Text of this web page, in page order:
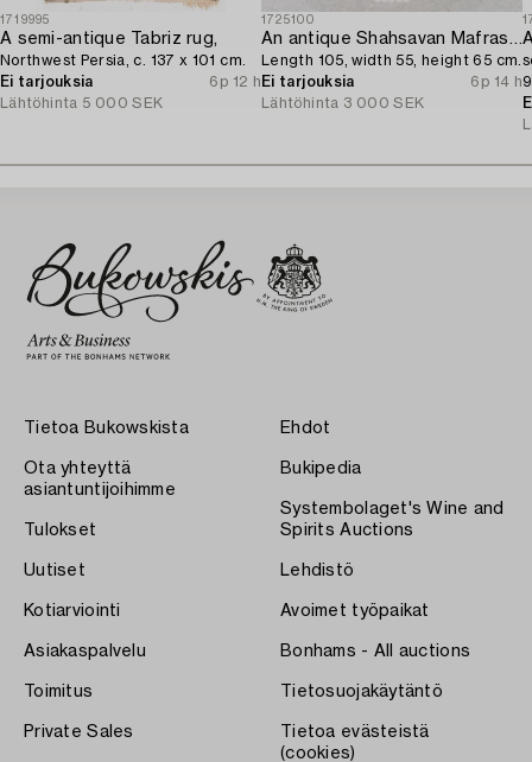
1719995
A semi-antique Tabriz rug,
Northwest Persia, c. 137 x 101 cm.
Ei tarjouksia
6p 12 h
Lähtöhinta 5 000 SEK
1725100
An antique Shahsavan Mafrash,
Length 105, width 55, height 65 cm.
Ei tarjouksia
6p 14 h
Lähtöhinta 3 000 SEK
Tietoa Bukowskista
Ota yhteyttä
asiantuntijoihimme
Tulokset
Uutiset
Kotiarviointi
Asiakaspalvelu
Toimitus
Private Sales
Ehdot
Bukipedia
Systembolaget's Wine and
Spirits Auctions
Lehdistö
Avoimet työpaikat
Bonhams - All auctions
Tietosuojakäytäntö
Tietoa evästeistä
(cookies)